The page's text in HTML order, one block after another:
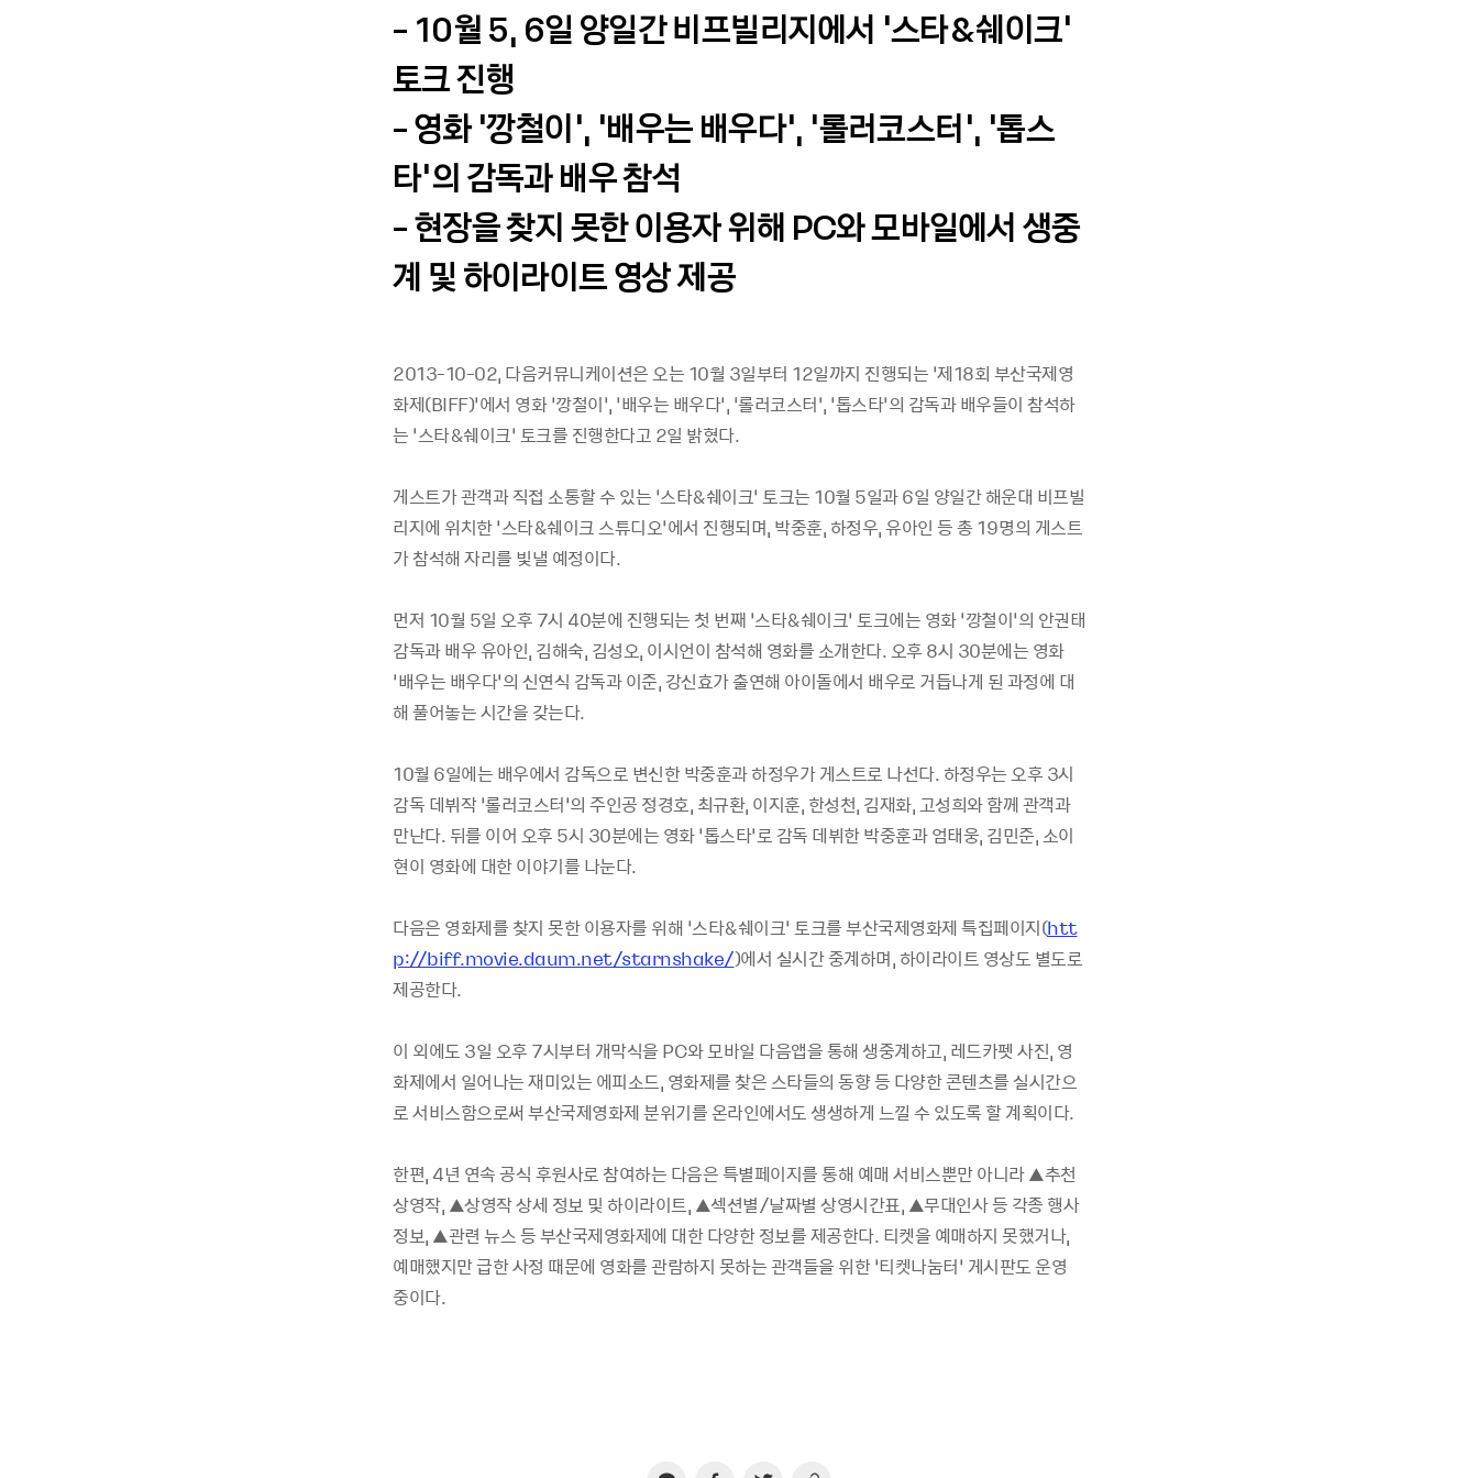
- 10월 5, 6일 양일간 비프빌리지에서 ‘스타&쉐이크’
토크 진행
- 영화 ‘깡철이’, ‘배우는 배우다’, ‘롤러코스터’, ‘톱스
타’의 감독과 배우 참석
- 현장을 찾지 못한 이용자 위해 PC와 모바일에서 생중
계 및 하이라이트 영상 제공
2013-10-02, 다음커뮤니케이션은 오는 10월 3일부터 12일까지 진행되는 ‘제18회 부산국제영
화제(BIFF)’에서 영화 ‘깡철이’, ‘배우는 배우다’, ‘롤러코스터’, ‘톱스타’의 감독과 배우들이 참석하
는 ‘스타&쉐이크’ 토크를 진행한다고 2일 밝혔다.
게스트가 관객과 직접 소통할 수 있는 ‘스타&쉐이크’ 토크는 10월 5일과 6일 양일간 해운대 비프빌
리지에 위치한 ‘스타&쉐이크 스튜디오’에서 진행되며, 박중훈, 하정우, 유아인 등 총 19명의 게스트
가 참석해 자리를 빛낼 예정이다.
먼저 10월 5일 오후 7시 40분에 진행되는 첫 번째 ‘스타&쉐이크’ 토크에는 영화 ‘깡철이’의 안권태
감독과 배우 유아인, 김해숙, 김성오, 이시언이 참석해 영화를 소개한다. 오후 8시 30분에는 영화
‘배우는 배우다’의 신연식 감독과 이준, 강신효가 출연해 아이돌에서 배우로 거듭나게 된 과정에 대
해 풀어놓는 시간을 갖는다.
10월 6일에는 배우에서 감독으로 변신한 박중훈과 하정우가 게스트로 나선다. 하정우는 오후 3시
감독 데뷔작 ‘롤러코스터’의 주인공 정경호, 최규환, 이지훈, 한성천, 김재화, 고성희와 함께 관객과
만난다. 뒤를 이어 오후 5시 30분에는 영화 ‘톱스타’로 감독 데뷔한 박중훈과 엄태웅, 김민준, 소이
현이 영화에 대한 이야기를 나눈다.
다음은 영화제를 찾지 못한 이용자를 위해 ‘스타&쉐이크’ 토크를 부산국제영화제 특집페이지(htt
p://biff.movie.daum.net/starnshake/)에서 실시간 중계하며, 하이라이트 영상도 별도로
제공한다.
이 외에도 3일 오후 7시부터 개막식을 PC와 모바일 다음앱을 통해 생중계하고, 레드카펫 사진, 영
화제에서 일어나는 재미있는 에피소드, 영화제를 찾은 스타들의 동향 등 다양한 콘텐츠를 실시간으
로 서비스함으로써 부산국제영화제 분위기를 온라인에서도 생생하게 느낄 수 있도록 할 계획이다.
한편, 4년 연속 공식 후원사로 참여하는 다음은 특별페이지를 통해 예매 서비스뿐만 아니라 ▲추천
상영작, ▲상영작 상세 정보 및 하이라이트, ▲섹션별/날짜별 상영시간표, ▲무대인사 등 각종 행사
정보, ▲관련 뉴스 등 부산국제영화제에 대한 다양한 정보를 제공한다. 티켓을 예매하지 못했거나,
예매했지만 급한 사정 때문에 영화를 관람하지 못하는 관객들을 위한 ‘티켓나눔터’ 게시판도 운영
중이다.